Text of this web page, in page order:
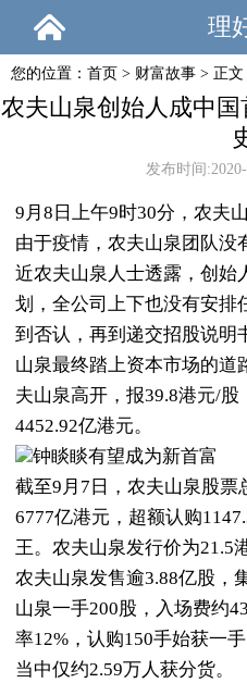
理
您的位置： 首页 > 财富故事 > 正文
农夫山泉创始人成中
发布时间
9月8日上午9时30分，农夫
由于疫情，农夫山泉团队没
近农夫山泉人士透露，创始
划，全公司上下也没有安排
到否认，再到递交招股说明
山泉最终踏上资本市场的道
夫山泉高开，报39.8港元/
4452.92亿港元。
钟睒睒有望成为新首富
截至9月7日，农夫山泉股票
6777亿港元，超额认购
王。农夫山泉发行价为21.5
农夫山泉发售逾3.88亿股，
山泉一手200股，入场费约
率12%，认购150手始获一
当中仅约2.59万人获分货。